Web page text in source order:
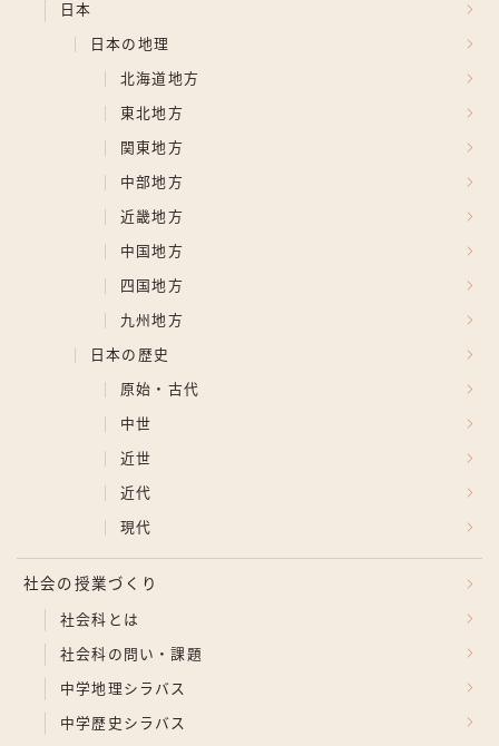
日本
日本の地理
北海道地方
東北地方
関東地方
中部地方
近畿地方
中国地方
四国地方
九州地方
日本の歴史
原始・古代
中世
近世
近代
現代
社会の授業づくり
社会科とは
社会科の問い・課題
中学地理シラバス
中学歴史シラバス